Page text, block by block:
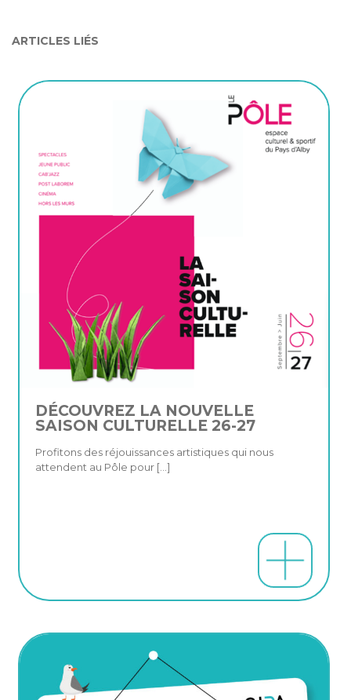
ARTICLES LIÉS
DÉCOUVREZ LA NOUVELLE
SAISON CULTURELLE 26-27
Profitons des réjouissances artistiques qui nous
attendent au Pôle pour[…]